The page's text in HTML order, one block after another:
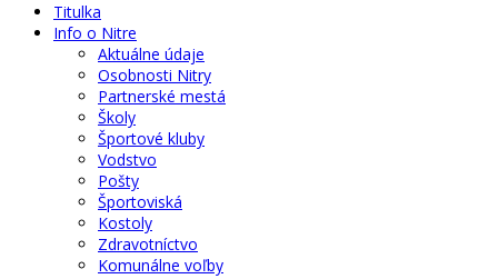
Titulka
Info o Nitre
Aktuálne údaje
Osobnosti Nitry
Partnerské mestá
Školy
Športové kluby
Vodstvo
Pošty
Športoviská
Kostoly
Zdravotníctvo
Komunálne voľby